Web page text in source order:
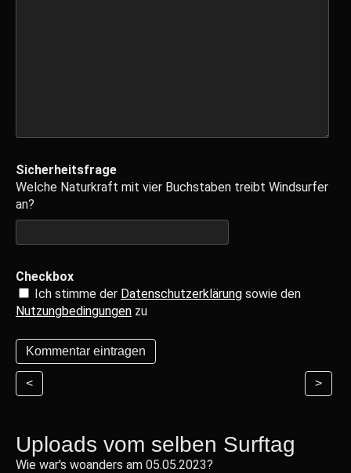
Sicherheitsfrage
Welche Naturkraft mit vier Buchstaben treibt Windsurfer
an?
Checkbox
Ich stimme der Datenschutzerklärung sowie den
Nutzungbedingungen zu
< >
Uploads vom selben Surftag
Wie war's woanders am 05.05.2023?